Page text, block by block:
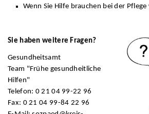
Wenn Sie Hilfe brauchen bei der
Sie haben weitere Fragen?
Gesundheitsamt
Team "Frühe gesundheitliche
Hilfen"
Telefon: 0 21 04 99-22 96
Fax: 0 21 04 99-84 22 96